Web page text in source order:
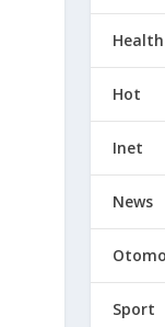
Health
Hot
Inet
News
Sport